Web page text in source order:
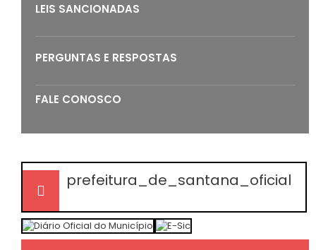
LEIS SANCIONADAS
PERGUNTAS E RESPOSTAS
FALE CONOSCO
prefeitura_de_santana_oficial